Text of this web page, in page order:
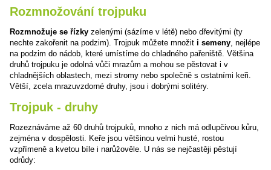
Rozmnožování trojpuku
Rozmnožuje se řízky zelenými (sázíme v létě) nebo dřevitými (ty
nechte zakořenit na podzim). Trojpuk můžete množit i semeny , nejlépe
na podzim do nádob, které umístíme do chladného pařeniště. Většina
druhů trojpuku je odolná vůči mrazům a mohou se pěstovat i v
chladnějších oblastech, mezi stromy nebo společně s ostatními keři.
Větší, zcela mrazuvzdorné druhy, jsou i dobrými solitéry.
Trojpuk - druhy
Rozeznáváme až 60 druhů trojpuků, mnoho z nich má odlupčivou kůru,
zejména v dospělosti. Keře jsou většinou velmi husté, rostou
vzpřímeně a kvetou bíle i narůžověle. U nás se nejčastěji pěstují
odrůdy: